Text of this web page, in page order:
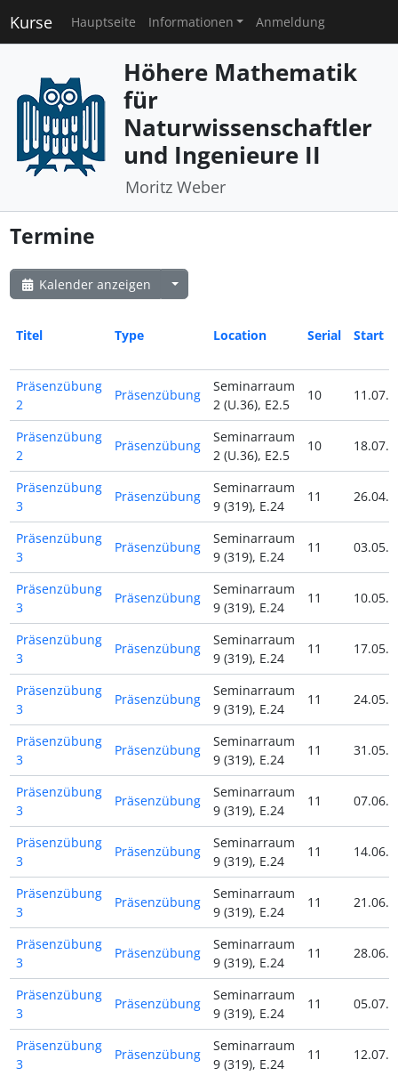
Kurse Hauptseite Informationen Anmeldung
Höhere Mathematik
für
Naturwissenschaftler
und Ingenieure II
Moritz Weber
Termine
Kalender anzeigen
Titel Type Location Serial Start
Präsenzübung
2
Präsenzübung
Seminarraum
2 (U.36), E2.5
10
Präsenzübung
2
Präsenzübung
Seminarraum
2 (U.36), E2.5
10
Präsenzübung
3
Präsenzübung
Seminarraum
9 (319), E.24
11
Präsenzübung
3
Präsenzübung
Seminarraum
9 (319), E.24
11
Präsenzübung
3
Präsenzübung
Seminarraum
9 (319), E.24
11
Präsenzübung
3
Präsenzübung
Seminarraum
9 (319), E.24
11
Präsenzübung
3
Präsenzübung
Seminarraum
9 (319), E.24
11
Präsenzübung
3
Präsenzübung
Seminarraum
9 (319), E.24
11
Präsenzübung
3
Präsenzübung
Seminarraum
9 (319), E.24
11
Präsenzübung
3
Präsenzübung
Seminarraum
9 (319), E.24
11
Präsenzübung
3
Präsenzübung
Seminarraum
9 (319), E.24
11
Präsenzübung
3
Präsenzübung
Seminarraum
9 (319), E.24
11
Präsenzübung
3
Präsenzübung
Seminarraum
9 (319), E.24
11
Präsenzübung
3
Präsenzübung
Seminarraum
9 (319), E.24
11